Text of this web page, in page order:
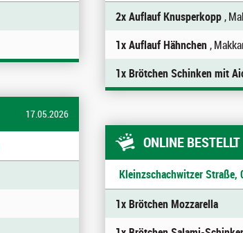
17.05.2026
2x Auflauf Knusperkopp,
1x Auflauf Hähnchen,
1x Brötchen Schinken mit
ONLINE BESTELLT
Kleinzschachwitzer Straße,
1x Brötchen Mozzarella